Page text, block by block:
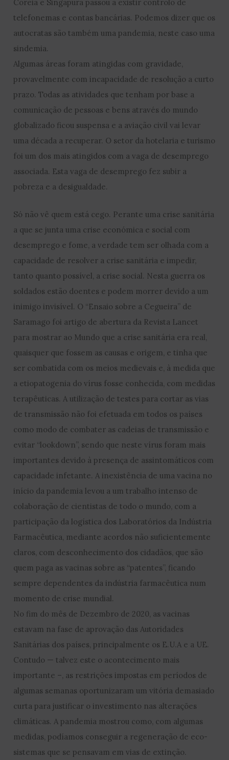
Coreia e Singapura passou a existir controlo de
telefonemas e contas bancárias. Podemos dizer que os
autocratas são também uma pandemia, neste caso uma
sindemia.
Algumas áreas foram atingidas com gravidade,
provavelmente com incapacidade de resolução a curto
prazo. Todas as atividades que tenham por base a
comunicação de pessoas e bens através do mundo
globalizado ficou suspensa e a aviação civil vai levar
uma década a recuperar. O setor da hotelaria e turismo
foi um dos mais atingidos com a vaga de desemprego
associada. Esta vaga de desemprego fez subir a
pobreza e a desigualdade.
Só não vê quem está cego. Perante uma crise sanitária
a que se junta uma crise económica e social com
desemprego e fome, a verdade tem ser olhada com a
capacidade de resolver a crise sanitária e impedir,
tanto quanto possível, a crise social. Nesta guerra os
soldados estão doentes e podem morrer devido a um
inimigo invisível. O “Ensaio sobre a Cegueira” de
Saramago foi artigo de abertura da Revista Lancet
para mostrar ao Mundo que a crise sanitária era real,
quaisquer que fossem as causas e origem, e tinha que
ser combatida com os meios medievais e, à medida que
a etiopatogenia do vírus fosse conhecida, com medidas
terapêuticas. A utilização de testes para cortar as vias
de transmissão não foi efetuada em todos os países
como modo de combater as cadeias de transmissão e
evitar “lookdown”, sendo que neste vírus foram mais
importantes devido à presença de assintomáticos com
capacidade infetante. A inexistência de uma vacina no
início da pandemia levou a um trabalho intenso de
colaboração de cientistas de todo o mundo, com a
participação da logística dos Laboratórios da Indústria
Farmacêutica, mediante acordos não suficientemente
claros, com desconhecimento dos cidadãos, que são
quem paga as vacinas sobre as “patentes”, ficando
sempre dependentes da indústria farmacêutica num
momento de crise mundial.
No fim do mês de Dezembro de 2020, as vacinas
estavam na fase de aprovação das Autoridades
Sanitárias dos países, principalmente os E.U.A e a UE.
Contudo — talvez este o acontecimento mais
importante –, as restrições impostas em períodos de
algumas semanas oportunizaram um vitória demasiado
curta para justificar o investimento nas alterações
climáticas. A pandemia mostrou como, com algumas
medidas, podíamos conseguir a regeneração de eco-
sistemas que se pensavam em vias de extinção.